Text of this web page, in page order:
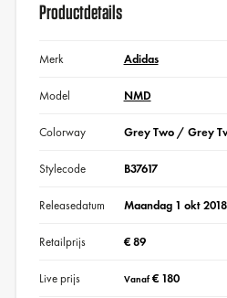
Productdetails
Merk Adidas
Model NMD
Colorway Grey Two / Grey
Stylecode B37617
Releasedatum Maandag 1 okt 2018
Retailprijs € 89
Live prijs Vanaf€ 180